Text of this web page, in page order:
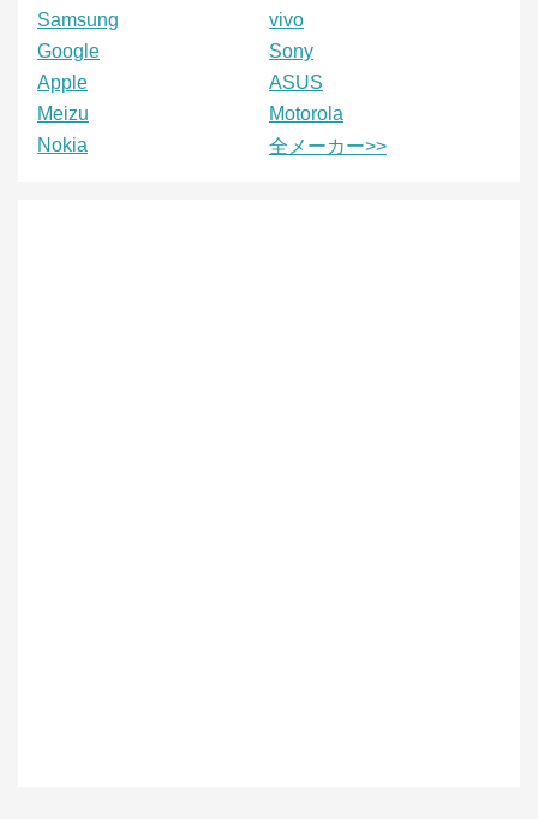
Samsung
vivo
Google
Sony
Apple
ASUS
Meizu
Motorola
Nokia
全メーカー>>